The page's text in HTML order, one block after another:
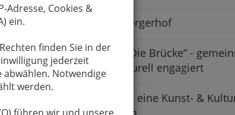
Adresse, Cookies &
ein.
finden Sie in der
jederzeit
abwählen. Notwendige
werden.
Babenbergerhof
Verein „Die Brücke“ -
und kulturell engagiert
CuntRa – eine Kunst- &